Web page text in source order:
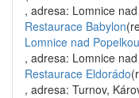
, adresa: Lomnice
Restaurace Babylon
Lomnice nad Popelkou
, adresa: Lomnice
Restaurace Eldorádo
, adresa: Turnov,